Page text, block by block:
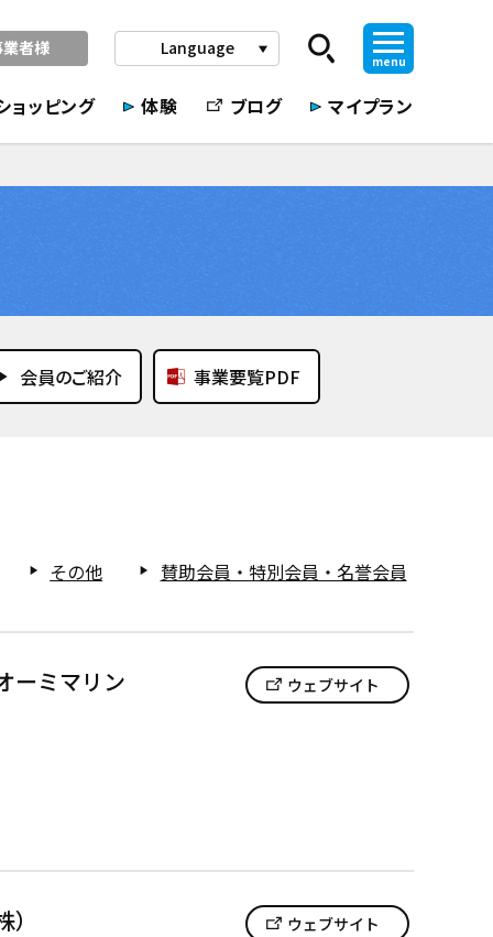
者様 Language play_arrow
menu
ョッピング 体験 ブログ マイプラン
play_arrow 会員のご紹介 事業要覧PDF
play_arrow その他 play_arrow 賛助会員・特別会員・名誉会員
ーミマリン ウェブサイト
ウェブサイト